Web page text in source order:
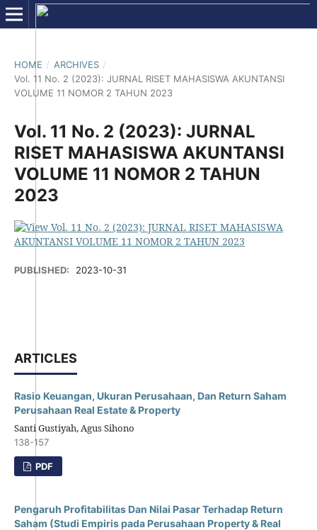
HOME / ARCHIVES /
Vol. 11 No. 2 (2023): JURNAL RISET MAHASISWA AKUNTANSI
VOLUME 11 NOMOR 2 TAHUN 2023
Vol. 11 No. 2 (2023): JURNAL
RISET MAHASISWA AKUNTANSI
VOLUME 11 NOMOR 2 TAHUN
2023
PUBLISHED: 2023-10-31
ARTICLES
Rasio Keuangan, Ukuran Perusahaan, Dan Return Saham
Perusahaan Real Estate & Property
Santi Gustiyah, Agus Sihono
138-157
PDF
Pengaruh Profitabilitas Dan Nilai Pasar Terhadap Return
Saham (Studi Empiris pada Perusahaan Property & Real